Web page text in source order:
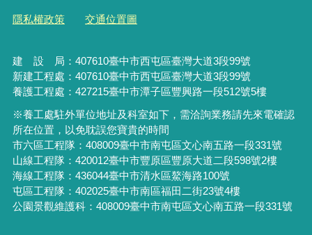
隱私權政策 交通位置圖
建 設 局： 407610臺中市西屯區臺灣大道3段99號
新建工程處：407610臺中市西屯區臺灣大道3段99號
養護工程處：427215臺中市潭子區豐興路一段512號5樓
※養工處駐外單位地址及科室如下，需洽詢業務請先來電確認
所在位置，以免耽誤您寶貴的時間
市六區工程隊：408009臺中市南屯區文心南五路一段331號
山線工程隊：420012臺中市豐原區豐原大道二段598號2樓
海線工程隊：436044臺中市清水區鰲海路100號
屯區工程隊：402025臺中市南區福田二街23號4樓
公園景觀維護科：408009臺中市南屯區文心南五路一段331號